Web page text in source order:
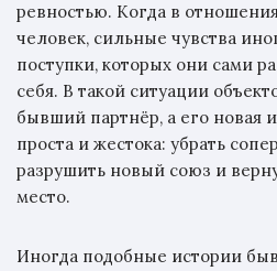
ревностью. Когда в
человек, сильные чувства
поступки, которых они сами
себя. В такой ситуации
бывший партнёр, а его новая
проста и жестока: убрать
разрушить новый союз и
место.
Иногда подобные истории